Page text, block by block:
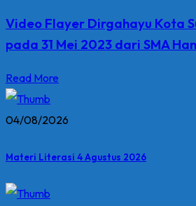
Video Flayer Dirgahayu Kota
pada 31 Mei 2023 dari SMA
Read More
04/08/2026
Materi Literasi 4 Agustus 2026